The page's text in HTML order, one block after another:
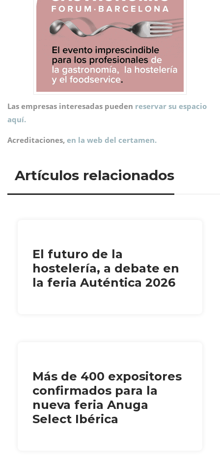
Las empresas interesadas pueden reservar su espacio
aquí.
Acreditaciones, en la web del certamen.
Artículos relacionados
El futuro de la
hostelería, a debate en
la feria Auténtica 2026
Más de 400 expositores
confirmados para la
nueva feria Anuga
Select Ibérica